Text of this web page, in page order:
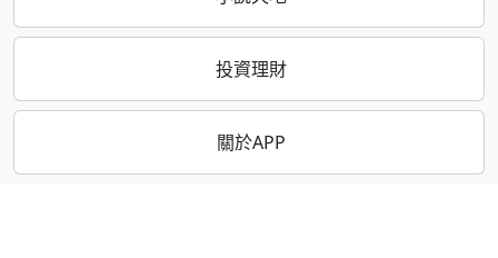
投資理財
關於APP